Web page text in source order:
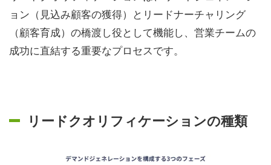
ョン（見込み顧客の獲得）とリードナーチャリング
（顧客育成）の橋渡し役として機能し、営業チームの
成功に直結する重要なプロセスです。
リードクオリフィケーションの種類